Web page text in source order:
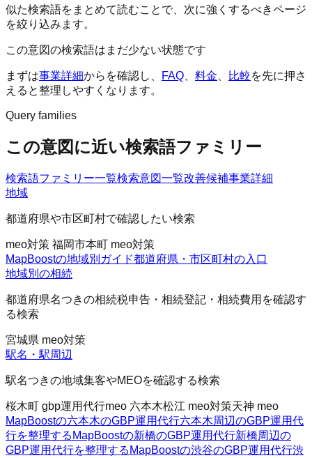
似た検索語をまとめて読むことで、次に強くするべきページ
を絞り込みます。
この意図の検索語はまだ少ない状態です
まずは事業詳細からを確認し、 FAQ 料金 比較を先に押さ
えると整理しやすくなります。
Query families
この意図に近い検索語ファミリー
検索語ファミリー一覧検索意図一覧改善候補事業詳細
地域
都道府県や市区町村で確認したい検索
meo対策 福岡市本町 meo対策
MapBoostの地域別ガイド都道府県・市区町村の入口
地域別の相続
都道府県名つきの相続税申告・相続登記・相続費用を確認す
る検索
宮城県 meo対策
駅名・駅周辺
駅名つきの地域集客やMEOを確認する検索
桜木町 gbp運用代行meo 六本木松江 meo対策天神 meo
MapBoostの六本木のGBP運用代行六本木周辺のGBP運用代
行を整理する MapBoostの新橋のGBP運用代行新橋周辺の
GBP運用代行を整理する MapBoostの渋谷のGBP運用代行渋